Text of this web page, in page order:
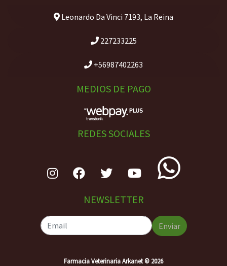
Leonardo Da Vinci 7193, La Reina
227233225
+56987402263
MEDIOS DE PAGO
REDES SOCIALES
NEWSLETTER
Enviar
Farmacia Veterinaria Arkanet © 2026